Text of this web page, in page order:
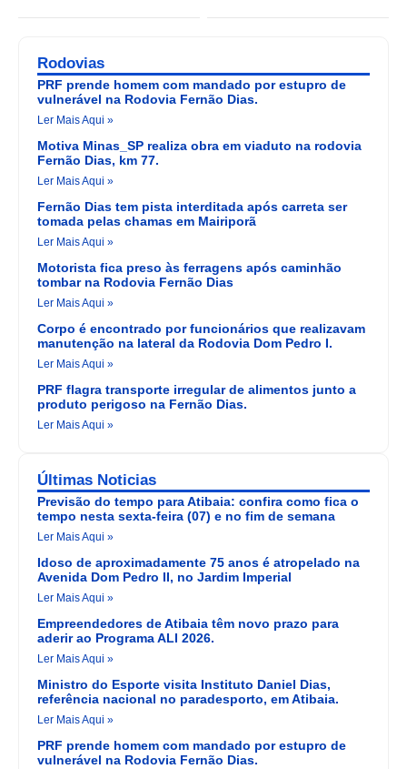
Rodovias
PRF prende homem com mandado por estupro de
vulnerável na Rodovia Fernão Dias.
Ler Mais Aqui »
Motiva Minas_SP realiza obra em viaduto na rodovia
Fernão Dias, km 77.
Ler Mais Aqui »
Fernão Dias tem pista interditada após carreta ser
tomada pelas chamas em Mairiporã
Ler Mais Aqui »
Motorista fica preso às ferragens após caminhão
tombar na Rodovia Fernão Dias
Ler Mais Aqui »
Corpo é encontrado por funcionários que realizavam
manutenção na lateral da Rodovia Dom Pedro I.
Ler Mais Aqui »
PRF flagra transporte irregular de alimentos junto a
produto perigoso na Fernão Dias.
Ler Mais Aqui »
Últimas Noticias
Previsão do tempo para Atibaia: confira como fica o
tempo nesta sexta-feira (07) e no fim de semana
Ler Mais Aqui »
Idoso de aproximadamente 75 anos é atropelado na
Avenida Dom Pedro II, no Jardim Imperial
Ler Mais Aqui »
Empreendedores de Atibaia têm novo prazo para
aderir ao Programa ALI 2026.
Ler Mais Aqui »
Ministro do Esporte visita Instituto Daniel Dias,
referência nacional no paradesporto, em Atibaia.
Ler Mais Aqui »
PRF prende homem com mandado por estupro de
vulnerável na Rodovia Fernão Dias.